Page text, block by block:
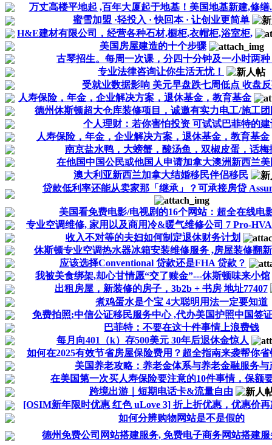
万丈高楼平地起 ,百年大厦起于地基！美国地基新建,修缮
蜜雪加盟 ·轻投入 · 快回本 · 让创业更简单
H&E建材有限公司，经营各种石材,橱柜,衣帽柜,浴室柜,
美国房屋建造的十个步骤
古琴招生。每周一次课，分四十分钟及一小时两种
专业法律咨询让你生活无忧！
受就业数据影响 美元早盘跌七周低点 收盘
人寿保险，年金，企业解决方案，退休基金，教育基金
德州休斯顿超大仓库装修项目，诚邀有实力电工/施工团
个人理财：若你害怕投资 可试试巴菲特的建
人寿保险，年金，企业解决方案，退休基金，教育基金
南京盐水鸭，大螃蟹，酸汤鱼，双椒皮蛋，话梅
在他国中国公民或他国人申请加拿大澳洲新西兰美
澳大利亚新西兰加拿大结婚移民伴侣移民
贷款低利率还能从卖家那「继承」？可承接房贷
美国看免费电影/电视剧的16个网站：超全在线电
专业空调维修, 家用以及商用冷&暖气维修公司 7 Pro-
收入不对等的夫妇如何制定退休财务计划
休斯顿专业空调热水器冰箱安装维修服务 ,房屋装修翻新
应该选择Conventional 贷款还是FHA 贷款？
我被美食绑架,却心甘情愿“交了赎金”---休斯顿味来小馆
出租房屋，新装修的房子，3b2b + 书房 地址77407
煮鸡蛋水是个宝 4大聪明用法一定要知道
免费拍照:中信公证移民服务中心 ,代办美国护照中国签
巴菲特：不要在这十件事情上浪费钱
每月向401（k）存500美元 30年后退休金惊人
如何在2025有效节省房屋保险费用？超全指南来袭帮你省
美国养老攻略：养老金体系与养老金融服务与
在美国第一次买人寿保险要注意的10件事情，保额
跨境出游｜短期电话卡&流量自由
[OSIM新年限时优惠 红色 uLove 3] 折上折优惠，优惠价再
如何分辨购物网站是不是假的
德州免费公司网站搭建服务, 免费电子商务网站搭建服